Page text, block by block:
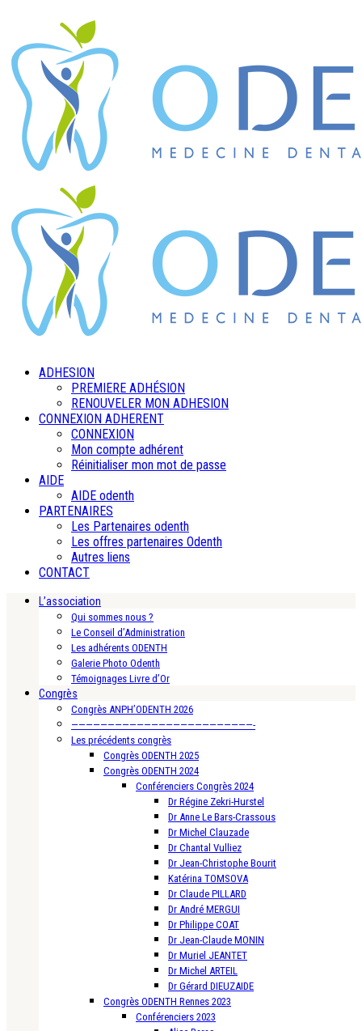
ADHESION
PREMIERE ADHÉSION
RENOUVELER MON ADHESION
CONNEXION ADHERENT
CONNEXION
Mon compte adhérent
Réinitialiser mon mot de passe
AIDE
AIDE odenth
PARTENAIRES
Les Partenaires odenth
Les offres partenaires Odenth
Autres liens
CONTACT
L’association
Qui sommes nous ?
Le Conseil d’Administration
Les adhérents ODENTH
Galerie Photo Odenth
Témoignages Livre d’Or
Congrès
Congrès ANPH’ODENTH 2026
—————————————————————————-
Les précédents congrès
Congrès ODENTH 2025
Congrès ODENTH 2024
Conférenciers Congrès 2024
Dr Régine Zekri-Hurstel
Dr Anne Le Bars-Crassous
Dr Michel Clauzade
Dr Chantal Vulliez
Dr Jean-Christophe Bourit
Katérina TOMSOVA
Dr Claude PILLARD
Dr André MERGUI
Dr Philippe COAT
Dr Jean-Claude MONIN
Dr Muriel JEANTET
Dr Michel ARTEIL
Dr Gérard DIEUZAIDE
Congrès ODENTH Rennes 2023
Conférenciers 2023